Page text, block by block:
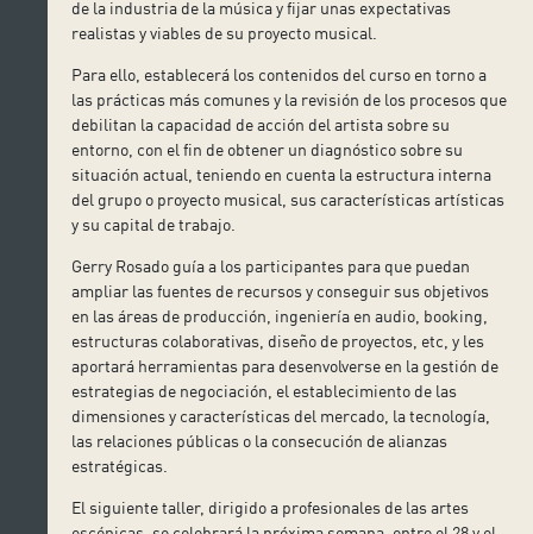
de la industria de la música y fijar unas expectativas
realistas y viables de su proyecto musical.
Para ello, establecerá los contenidos del curso en torno a
las prácticas más comunes y la revisión de los procesos que
debilitan la capacidad de acción del artista sobre su
entorno, con el fin de obtener un diagnóstico sobre su
situación actual, teniendo en cuenta la estructura interna
del grupo o proyecto musical, sus características artísticas
y su capital de trabajo.
Gerry Rosado guía a los participantes para que puedan
ampliar las fuentes de recursos y conseguir sus objetivos
en las áreas de producción, ingeniería en audio, booking,
estructuras colaborativas, diseño de proyectos, etc, y les
aportará herramientas para desenvolverse en la gestión de
estrategias de negociación, el establecimiento de las
dimensiones y características del mercado, la tecnología,
las relaciones públicas o la consecución de alianzas
estratégicas.
El siguiente taller, dirigido a profesionales de las artes